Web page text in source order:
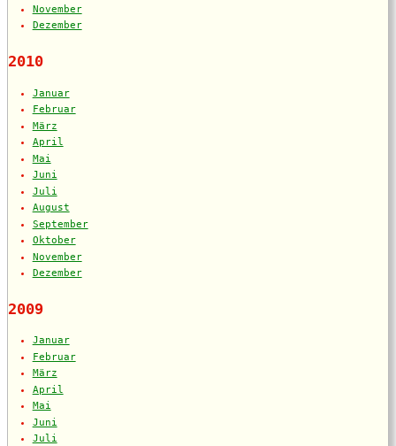
November
Dezember
2010
Januar
Februar
März
April
Mai
Juni
Juli
August
September
Oktober
November
Dezember
2009
Januar
Februar
März
April
Mai
Juni
Juli